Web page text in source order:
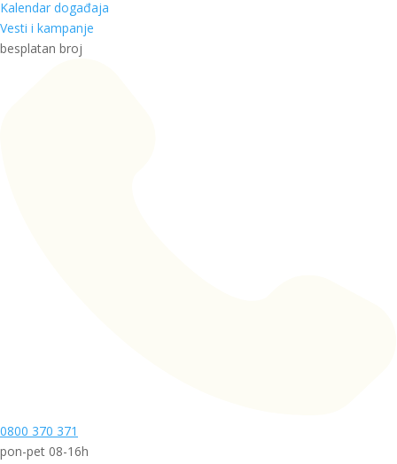
Kalendar događaja
Vesti i kampanje
besplatan broj
0800 370 371
pon-pet 08-16h